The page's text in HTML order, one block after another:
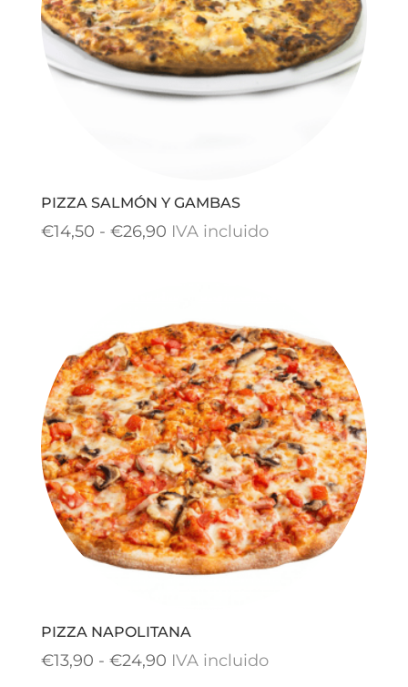
PIZZA SALMÓN Y GAMBAS
€14,50 - €26,90Rango
€14,50
hasta
€26,90
IVA incluido
PIZZA NAPOLITANA
€13,90 - €24,90Rango
IVA incluido